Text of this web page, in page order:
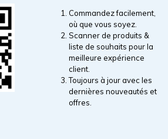
Commandez facilement,
où que vous soyez.
Scanner de produits &
liste de souhaits pour la
meilleure expérience
client.
Toujours à jour avec les
dernières nouveautés et
offres.